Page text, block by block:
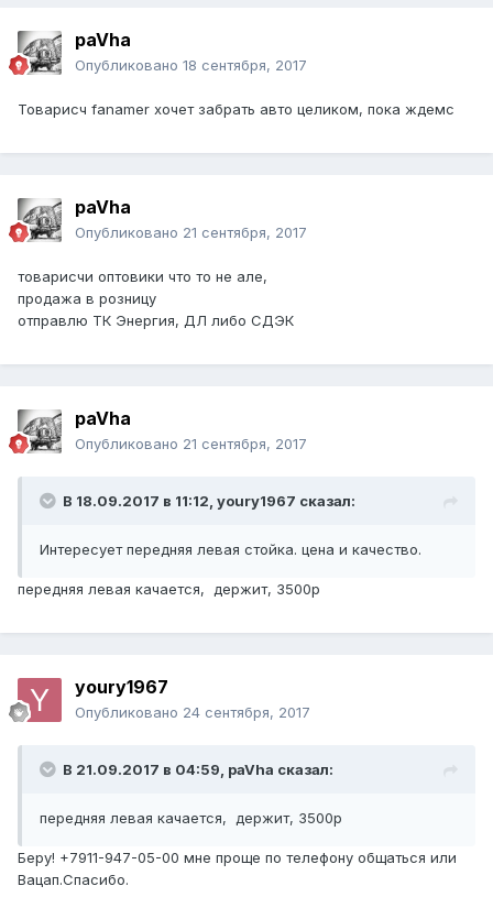
paVha
Опубликовано 18 сентября, 2017
Товарисч fanamer хочет забрать авто целиком, пока ждемс
paVha
Опубликовано 21 сентября, 2017
товарисчи оптовики что то не але,
продажа в розницу
отправлю ТК Энергия, ДЛ либо СДЭК
paVha
Опубликовано 21 сентября, 2017
В 18.09.2017 в 11:12, youry1967 сказал:
Интересует передняя левая стойка. цена и качество.
передняя левая качается, держит, 3500р
youry1967
Опубликовано 24 сентября, 2017
В 21.09.2017 в 04:59, paVha сказал:
передняя левая качается, держит, 3500р
Беру! +7911-947-05-00 мне проще по телефону общаться или
Вацап.Спасибо.